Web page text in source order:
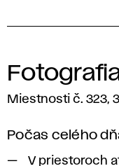
Miestnosti č. 323,
Počas celého
V priestoroch